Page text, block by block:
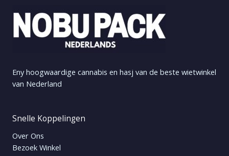
Eny hoogwaardige cannabis en hasj van de beste wietwinkel
van Nederland
Snelle Koppelingen
Over Ons
Bezoek Winkel